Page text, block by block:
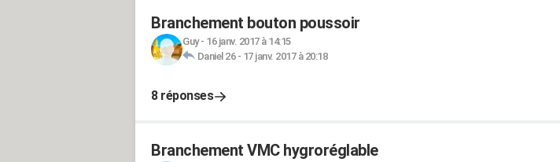
Branchement bouton poussoir
Guy- 16 janv. 2017 à 14:15
Daniel 26- 17 janv. 2017 à 20:18
8 réponses
Branchement VMC hygroréglable